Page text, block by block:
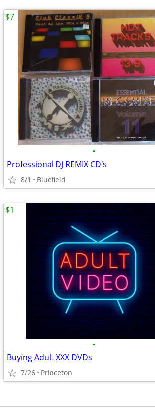
•
Professional DJ REMIX CD's
8/1 Bluefield
$7
•
Buying Adult XXX DVDs
7/26 Princeton
$1